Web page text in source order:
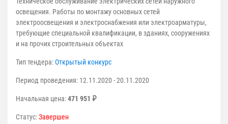
освещения. Работы по монтажу основных сетей
электроосвещения и электроснабжения или электроарматуры,
требующие специальной квалификации, в зданиях, сооружениях
и на прочих строительных объектах
Тип тендера:Открытый конкурс
Период проведения: 12.11.2020 - 20.11.2020
Начальная цена:471 951 ₽
Статус:Завершен